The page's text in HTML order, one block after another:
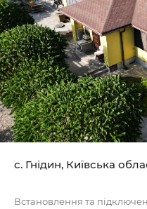
с. Гнідин, Київська
Встановлення та